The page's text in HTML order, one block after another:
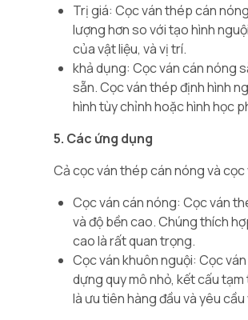
Trị giá: Cọc ván thép cán
lượng hơn so với tạo hình
của vật liệu, và vị trí.
khả dụng: Cọc ván cán nóng
sẵn. Cọc ván thép định hình
hình tùy chỉnh hoặc hình học
5. Các ứng dụng
Cả cọc ván thép cán nóng và
Cọc ván cán nóng: Cọc ván
và độ bền cao. Chúng thích
cao là rất quan trọng.
Cọc ván khuôn nguội: Cọc
dựng quy mô nhỏ, kết cấu
là ưu tiên hàng đầu và yêu